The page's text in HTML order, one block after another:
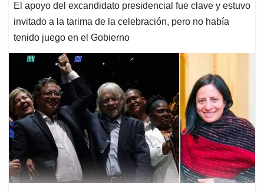
El apoyo del excandidato presidencial fue clave y estuvo
invitado a la tarima de la celebración, pero no había
tenido juego en el Gobierno